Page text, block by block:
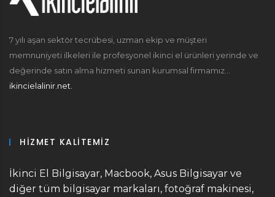
7 yılı aşan sektör tecrübesi, uzman ekip ve müşteri
memnuniyeti ilkeleri ile profesyonel ikinci el ürünleri yerinde ve
değerinde satın alma hizmeti sunan kurumsal firmamız...
ikincielalinir.net.
HIZMET KALITEMIZ
İkinci El Bilgisayar, Macbook, Asus Bilgisayar ve
diğer tüm bilgisayar markaları, fotoğraf makinesi,